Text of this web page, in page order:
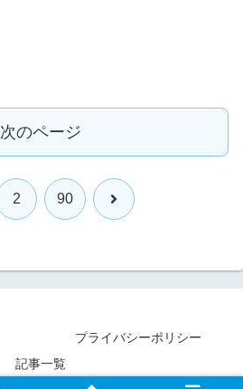
次のページ
2 90 次
プライバシーポリシー
記事一覧